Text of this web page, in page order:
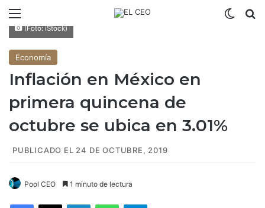
(Foto: iStock)
Economía
Inflación en México en
primera quincena de
octubre se ubica en 3.01%
PUBLICADO EL 24 DE OCTUBRE, 2019
Pool CEO 1 minuto de lectura